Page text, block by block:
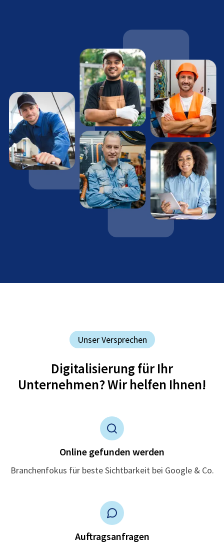
Unser Versprechen
Digitalisierung für Ihr
Unternehmen? Wir helfen Ihnen!
Online gefunden werden
Branchenfokus für beste Sichtbarkeit bei Google & Co.
Auftragsanfragen